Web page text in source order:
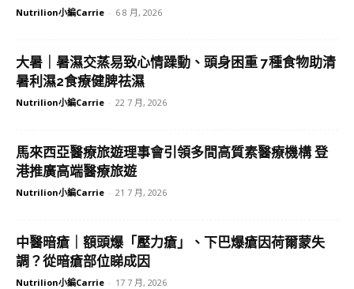
Nutrilion小編Carrie - 6 8 月, 2026
大暑｜暑濕交蒸易致心情躁動、頭身困重 7種食物助清
暑利濕2食療健脾祛濕
Nutrilion小編Carrie - 22 7 月, 2026
馬來西亞醫療旅遊理事會引領多間高質素醫療機構 登
港推廣高端醫療旅遊
Nutrilion小編Carrie - 21 7 月, 2026
中醫暗瘡｜額頭爆「壓力瘡」、下巴爆瘡因荷爾蒙失
調？從暗瘡部位睇成因
Nutrilion小編Carrie - 17 7 月, 2026